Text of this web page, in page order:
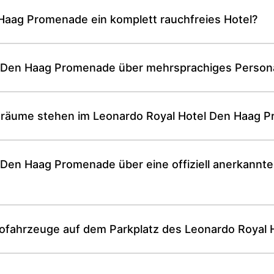
Promenade ein komplett rauchfreies Hotel?
Haag Promenade über mehrsprachiges
stehen im Leonardo Royal Hotel Den Haag
Haag Promenade über eine offiziell
auf dem Parkplatz des Leonardo Royal